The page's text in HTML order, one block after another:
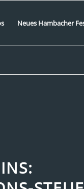
Neues Hambacher